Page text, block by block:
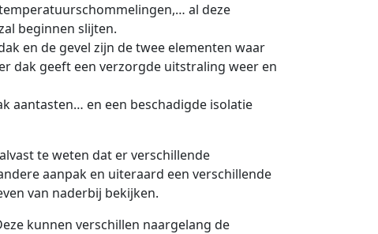
al deze
beginnen slijten.
en de gevel zijn de twee elementen waar
dak geeft een verzorgde uitstraling weer en
aantasten… en een beschadigde isolatie
te weten dat er verschillende
aanpak en uiteraard een verschillende
van naderbij bekijken.
kunnen verschillen naargelang de